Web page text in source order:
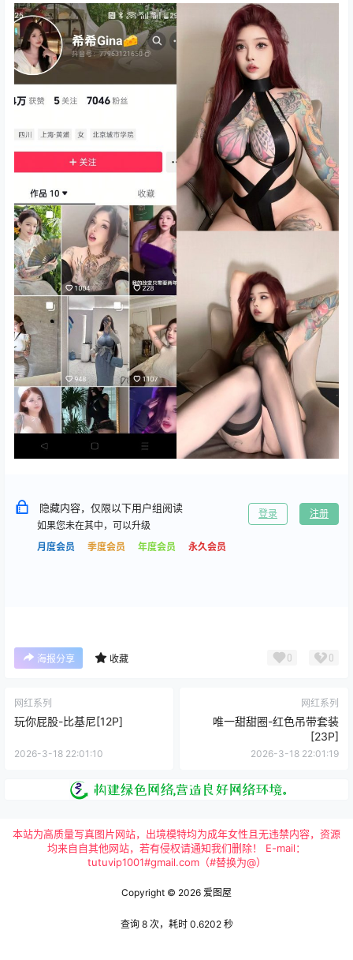
隐藏内容，仅限以下用户组阅读
如果您未在其中，可以升级
月度会员
季度会员 年度会员 永久会员
登录 注册
海报分享 收藏 0 0
网红系列
玩你屁股-比基尼[12P]
2026-3-18 22:01:10
网红系列
唯一甜甜圈-红色吊带套装
[23P]
2026-3-18 22:01:19
本站为高质量写真图片网站，出境模特均为成年女性且无违禁内容，资源
均来自自其他网站，若有侵权请通知我们删除！ E-mail：
tutuvip1001#gmail.com（#替换为@）
Copyright © 2026 爱图屋
查询 8 次，耗时 0.6202 秒